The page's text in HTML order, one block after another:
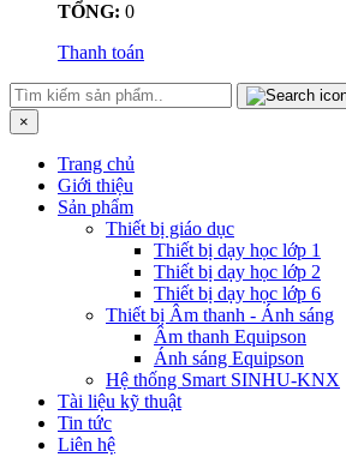
TỔNG: 0
Thanh toán
×
Trang chủ
Giới thiệu
Sản phẩm
Thiết bị giáo dục
Thiết bị dạy học lớp 1
Thiết bị dạy học lớp 2
Thiết bị dạy học lớp 6
Thiết bị Âm thanh - Ánh sáng
Âm thanh Equipson
Ánh sáng Equipson
Hệ thống Smart SINHU-KNX
Tài liệu kỹ thuật
Tin tức
Liên hệ